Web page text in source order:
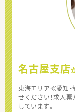
名古屋支店
東海エリア≪愛知
せください！求人
しています。